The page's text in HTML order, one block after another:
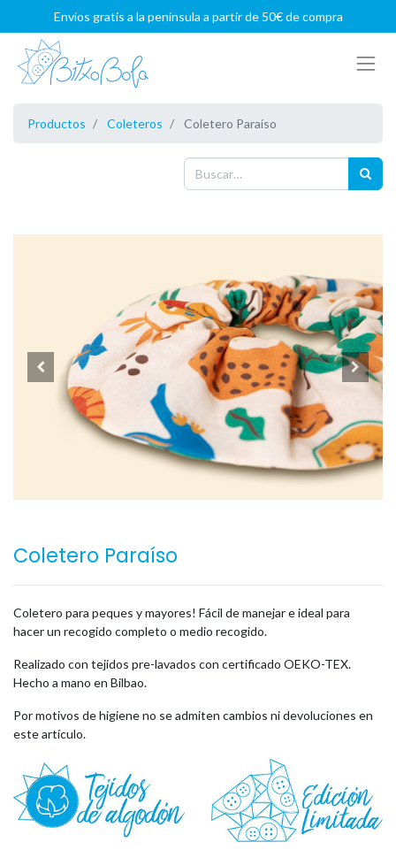
Envíos gratis a la península a partir de 50€ de compra
Productos Coleteros Coletero Paraíso
Coletero Paraíso
Coletero para peques y mayores! Fácil de manejar e ideal para
hacer un recogido completo o medio recogido.
Realizado con tejidos pre-lavados con certificado OEKO-TEX.
Hecho a mano en Bilbao.
Por motivos de higiene no se admiten cambios ni devoluciones en
este artículo.